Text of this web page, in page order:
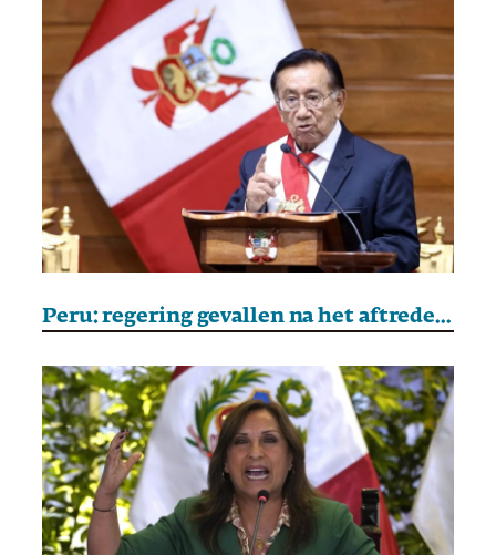
Peru: regering gevallen na het aftreden van de premier